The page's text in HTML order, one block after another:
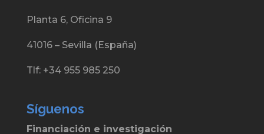
Planta 6, Oficina 9
41016 – Sevilla (España)
Tlf: +34 955 985 250
Síguenos
Financiación e investigación